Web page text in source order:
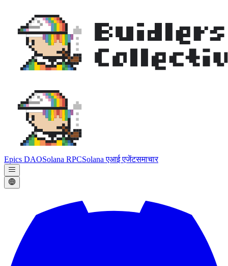
Epics DAOSolana RPCSolana एआई एजेंटसमाचार